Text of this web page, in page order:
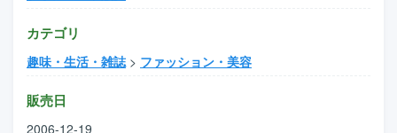
カテゴリ
趣味・生活・雑誌> ファッション・美容
販売日
2006-12-19